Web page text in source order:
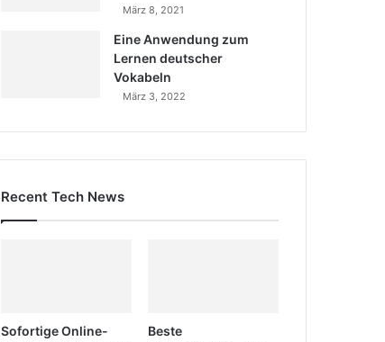
März 8, 2021
Eine Anwendung zum
Lernen deutscher
Vokabeln
März 3, 2022
Recent Tech News
Sofortige Online-
Beste